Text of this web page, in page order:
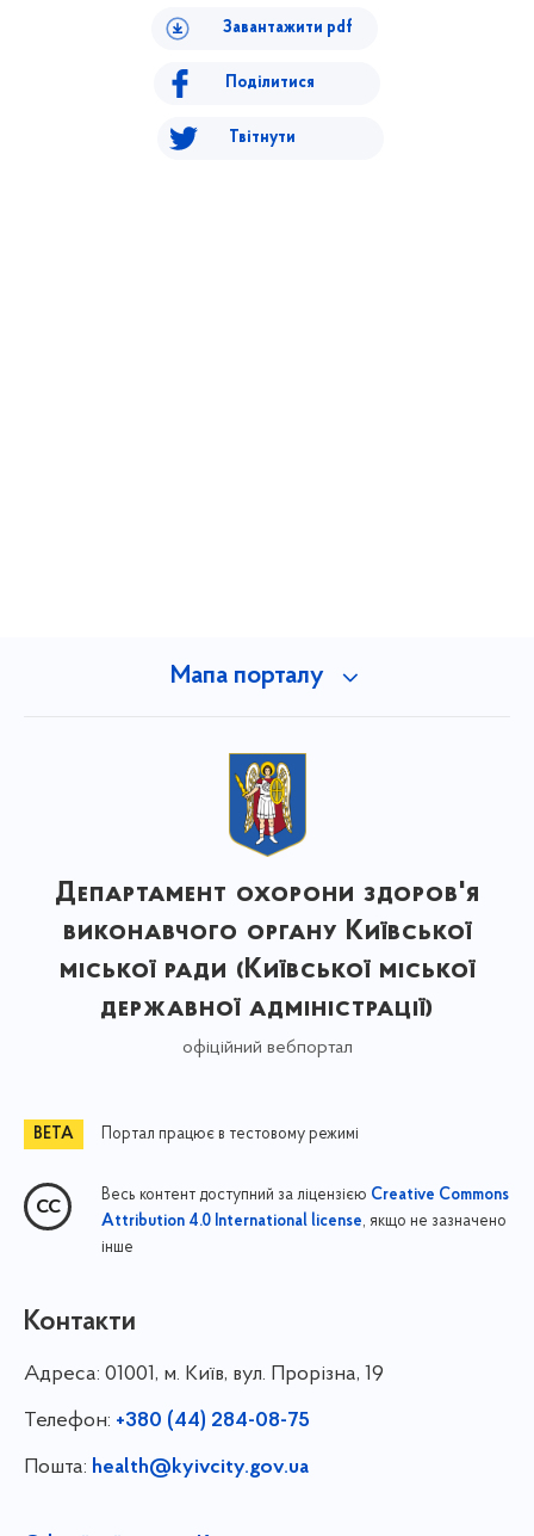
Завантажити pdf
Поділитися
Твітнути
Мапа порталу
Департамент охорони здоров'я
виконавчого органу Київської
міської ради (Київської міської
державної адміністрації)
офіційний вебпортал
Портал працює в тестовому режимі
Весь контент доступний за ліцензією Creative Commons
Attribution 4.0 International license, якщо не зазначено
інше
Контакти
Адреса: 01001, м. Київ, вул. Прорізна, 19
Телефон: +380 (44) 284-08-75
Пошта: health@kyivcity.gov.ua